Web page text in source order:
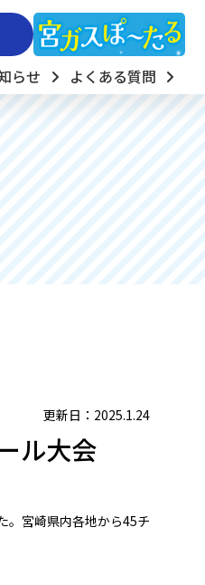
らせ よくある質問
更新日：2025.1.24
ル大会
。宮崎県内各地から45チ